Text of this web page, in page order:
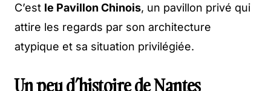
C’est le Pavillon Chinois, un pavillon privé qui
attire les regards par son architecture
atypique et sa situation privilégiée.
Un peu d’histoire de Nantes